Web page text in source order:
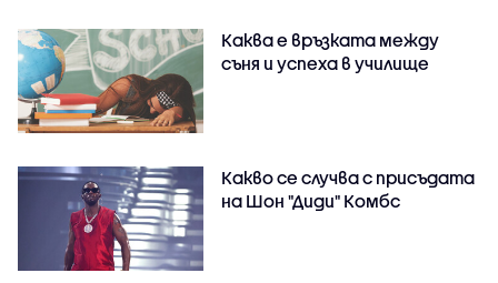
Каква е връзката между
съня и успеха в училище
Какво се случва с присъдата
на Шон "Диди" Комбс